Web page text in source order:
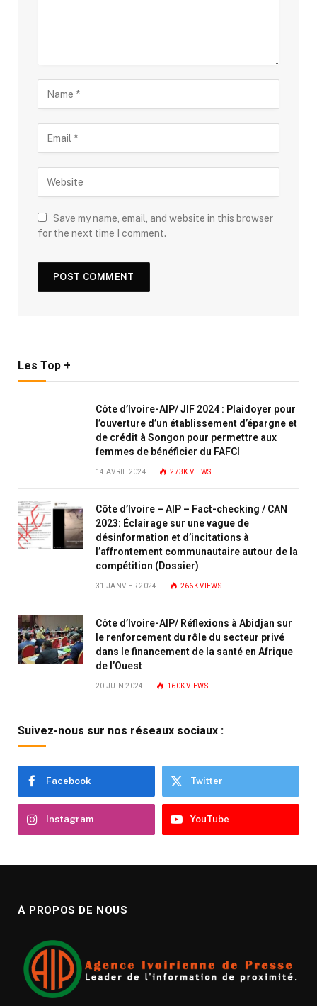
Save my name, email, and website in this browser
for the next time I comment.
Les Top +
Côte d’Ivoire-AIP/ JIF 2024 : Plaidoyer pour
l’ouverture d’un établissement d’épargne et
de crédit à Songon pour permettre aux
femmes de bénéficier du FAFCI
14 AVRIL 2024 273KVIEWS
Côte d’Ivoire – AIP – Fact-checking / CAN
2023: Éclairage sur une vague de
désinformation et d’incitations à
l’affrontement communautaire autour de la
compétition (Dossier)
31 JANVIER 2024 266KVIEWS
Côte d’Ivoire-AIP/ Réflexions à Abidjan sur
le renforcement du rôle du secteur privé
dans le financement de la santé en Afrique
de l’Ouest
20 JUIN 2024 160KVIEWS
Suivez-nous sur nos réseaux sociaux :
Facebook Twitter
Instagram YouTube
À PROPOS DE NOUS